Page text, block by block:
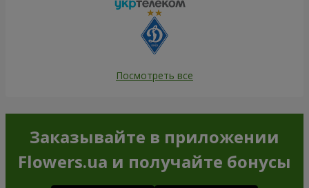
Посмотреть все
Заказывайте в приложении
Flowers.ua и получайте бонусы